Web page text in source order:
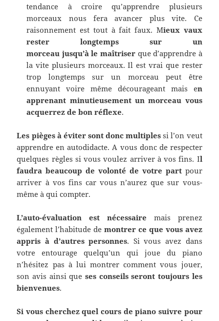
tendance à croire qu’apprendre plusieurs
morceaux nous fera avancer plus vite. Ce
raisonnement est tout à fait faux. Mieux vaux
rester longtemps sur un
morceau jusqu’à le maîtriser que d’apprendre à
la vite plusieurs morceaux. Il est vrai que rester
trop longtemps sur un morceau peut être
ennuyant voire même décourageant mais en
apprenant minutieusement un morceau vous
acquerrez de bonréflexe.
Les pièges à éviter sont donc multiples si l’on veut
apprendre en autodidacte. A vous donc de respecter
quelques règles si vous voulez arriver à vos fins. Il
faudra beaucoup de volonté de votre partpour
arriver à vos fins car vous n’aurez que sur vous-
même à qui compter.
L’auto-évaluation est nécessaire mais prenez
également l’habitude demontrer ce que vous avez
appris à d’autres personnes. Si vous avez dans
votre entourage quelqu’un qui joue du piano
n’hésitez pas à lui montrer comment vous jouer,
son avis ainsi que ses conseils seront toujours les
bienvenues.
Si vous cherchez quel cours de piano suivre pour